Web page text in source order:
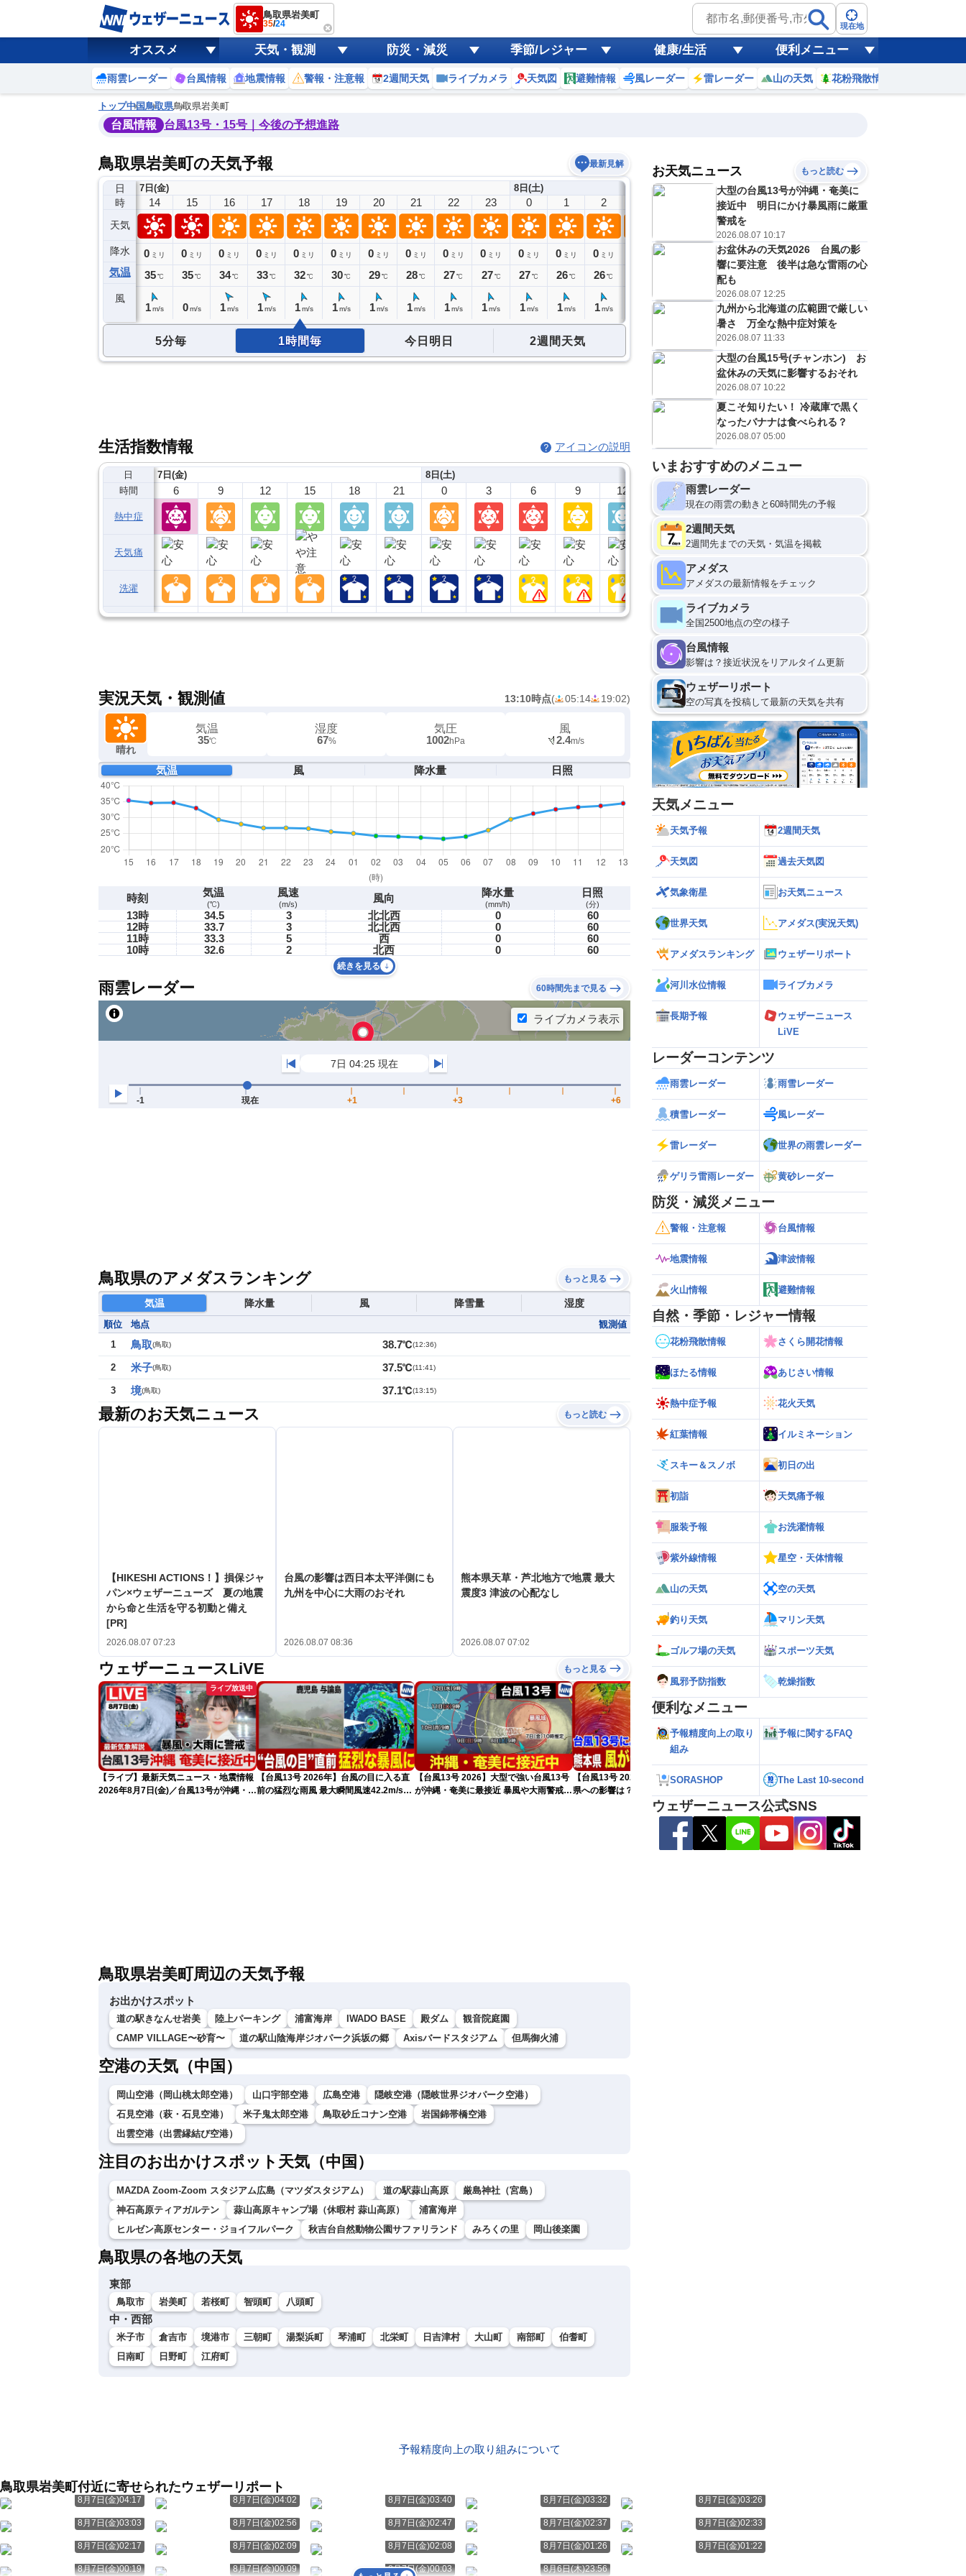
鳥取県岩美町
35/24 現在地
オススメ 天気・観測 防災・減災 季節/レジャー 健康/生活 便利メニュー
雨雲レーダー 台風情報 地震情報 警報・注意報 2週間天気 ライブカメラ 天気図 避難情報 風レーダー 雷レーダー 山の天気 花粉飛散情報
トップ中国鳥取県鳥取県岩美町
台風情報 台風13号・15号｜今後の予想進路
鳥取県岩美町の天気予報 最新見解
日
時
天気
降水
気温
風
7日(金)
13
0ミリ
35℃
14
0 ミリ
35℃
1 m/s
15
0 ミリ
35℃
0 m/s
16
0 ミリ
34℃
1 m/s
17
0 ミリ
33℃
1 m/s
18
0 ミリ
32℃
1 m/s
19
0 ミリ
30℃
1 m/s
20
0 ミリ
29℃
1 m/s
21
0 ミリ
28℃
1 m/s
22
0 ミリ
27℃
1 m/s
23
0 ミリ
27 ℃
1m/s
8日(土)
0
0 ミリ
27℃
1 m/s
1
0 ミリ
26℃
1 m/s
2
0 ミリ
26℃
1 m/s
5
ミリ
25℃
m/s
0ミリ
1m/s
7
0ミリ
1m/s
8
0ミリ
0m/s
9
0
0 m/s
5分毎 1時間毎 今日明日 2週間天気
生活指数情報 アイコンの説明
日
時間
熱中症
天気痛
洗濯
7日(金)
6 9 12 15 18 21
8日(土)
0 3 6 9 12
実況天気・観測値 13:10時点( 05:14 19:02)
晴れ
気温
35℃
湿度
67%
気圧
1002hPa
風
2.4m/s
気温 風 降水量 日照
時刻 気温
(℃)
風速
(m/s) 風向 降水量
(mm/h)
日照
(分)
13時 34.5 3 北北西 0
60
12時
33.7 3 北北西 0
60
11時
33.3 5 西 0
60
10時
32.6 2 北西 0 60
続きを見る
雨雲レーダー 60時間先まで見る
鳥取県のアメダスランキング もっと見る
気温 降水量 風 降雪量 湿度
順位 地点
観測値
1
鳥取(鳥取) 38.7℃(12:36)
2 米子(鳥取) 37.5℃(11:41)
3 境(鳥取) 37.1℃(13:15)
最新のお天気ニュース もっと読む
【HIKESHI ACTIONS！】損保ジャ
パン×ウェザーニューズ 夏の地震
から命と生活を守る初動と備え
[PR]
2026.08.07 07:23
台風の影響は西日本太平洋側にも
九州を中心に大雨のおそれ
2026.08.07 08:36
熊本県天草・芦北地方で地震 最大
震度3 津波の心配なし
2026.08.07 07:02
ウェザーニュースLiVE もっと見る
ライブ放送中
【ライブ】最新天気ニュース・地震情報
2026年8月7日(金)／台風13号が沖縄・奄
【台風13号 2026年】台風の目に入る直
前の猛烈な雨風 最大瞬間風速42.2m/s観
【台風13号 2026】大型で強い台風13号
が沖縄・奄美に最接近 暴風や大雨警戒
【台風13号 2026】台風13号による熊本
県への影響は？（7日9時更新）
【雨情報】西〜東日本太平洋側は台風の
影響で強雨 九州では大雨のおそれ
鳥取県岩美町周辺の天気予報
お出かけスポット
道の駅きなんせ岩美 陸上パーキング 浦富海岸 IWADO BASE 殿ダム
観音院庭園
CAMP VILLAGE〜砂育〜
道の駅山陰海岸ジオパーク浜坂の郷 Axisバードスタジアム 但馬御火浦
空港の天気（中国）
岡山空港（岡山桃太郎空港） 山口宇部空港 広島空港
隠岐空港（隠岐世界ジオパーク空港）
石見空港（萩・石見空港）
米子鬼太郎空港 鳥取砂丘コナン空港
岩国錦帯橋空港
出雲空港（出雲縁結び空港）
注目のお出かけスポット天気（中国）
MAZDA Zoom-Zoom スタジアム広島（マツダスタジアム） 道の駅蒜山高原
厳島神社（宮島）
神石高原ティアガルテン
蒜山高原キャンプ場（休暇村 蒜山高原）
浦富海岸
ヒルゼン高原センター・ジョイフルパーク
秋吉台自然動物公園サファリランド みろくの里 岡山後楽園
鳥取県の各地の天気
東部
鳥取市 岩美町 若桜町 智頭町 八頭町
中・西部
米子市 倉吉市 境港市 三朝町 湯梨浜町 琴浦町 北栄町 日吉津村 大山町 南部町
伯耆町
日南町
日野町 江府町
お天気ニュース もっと読む
大型の台風13号が沖縄・奄美に
接近中 明日にかけ暴風雨に厳重
警戒を
2026.08.07 10:17
お盆休みの天気2026 台風の影
響に要注意 後半は急な雷雨の心
配も
2026.08.07 12:25
九州から北海道の広範囲で厳しい
暑さ 万全な熱中症対策を
2026.08.07 11:33
大型の台風15号(チャンホン) お
盆休みの天気に影響するおそれ
2026.08.07 10:22
夏こそ知りたい！ 冷蔵庫で黒く
なったバナナは食べられる？
2026.08.07 05:00
いまおすすめのメニュー
雨雲レーダー
現在の雨雲の動きと60時間先の予報
2週間天気
2週間先までの天気・気温を掲載
アメダス
アメダスの最新情報をチェック
ライブカメラ
全国2500地点の空の様子
台風情報
影響は？接近状況をリアルタイム更新
ウェザーリポート
空の写真を投稿して最新の天気を共有
天気メニュー
天気予報 2週間天気
天気図 過去天気図
気象衛星 お天気ニュース
世界天気 アメダス(実況天気)
アメダスランキング ウェザーリポート
河川水位情報 ライブカメラ
長期予報
ウェザーニュース
LiVE
レーダーコンテンツ
雨雲レーダー 雨雪レーダー
積雪レーダー 風レーダー
雷レーダー 世界の雨雲レーダー
ゲリラ雷雨レーダー 黄砂レーダー
防災・減災メニュー
警報・注意報 台風情報
地震情報 津波情報
火山情報 避難情報
自然・季節・レジャー情報
花粉飛散情報 さくら開花情報
ほたる情報 あじさい情報
熱中症予報 花火天気
紅葉情報 イルミネーション
スキー＆スノボ 初日の出
初詣 天気痛予報
服装予報 お洗濯情報
紫外線情報 星空・天体情報
山の天気 空の天気
釣り天気 マリン天気
ゴルフ場の天気 スポーツ天気
風邪予防指数 乾燥指数
便利なメニュー
予報精度向上の取り
組み
予報に関するFAQ
SORASHOP The Last 10-second
ウェザーニュース公式SNS
予報精度向上の取り組みについて
鳥取県岩美町付近に寄せられたウェザーリポート
8月7日(金)04:17 8月7日(金)04:02 8月7日(金)03:40 8月7日(金)03:32 8月7日(金)03:26
8月7日(金)03:03 8月7日(金)02:56 8月7日(金)02:47 8月7日(金)02:37 8月7日(金)02:33
8月7日(金)02:17 8月7日(金)02:09 8月7日(金)02:08 8月7日(金)01:26 8月7日(金)01:22
8月7日(金)00:19 8月7日(金)00:09 8月7日(金)00:03 8月6日(木)23:56